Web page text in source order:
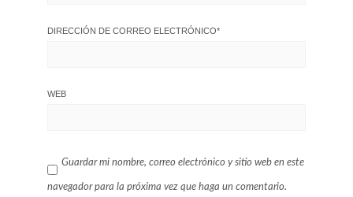
DIRECCIÓN DE CORREO ELECTRÓNICO*
WEB
Guardar mi nombre, correo electrónico y sitio web en este
navegador para la próxima vez que haga un comentario.